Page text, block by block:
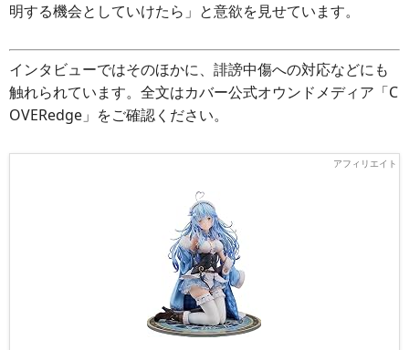
明する機会としていけたら」と意欲を見せています。
インタビューではそのほかに、誹謗中傷への対応などにも
触れられています。全文はカバー公式オウンドメディア「C
OVERedge」をご確認ください。